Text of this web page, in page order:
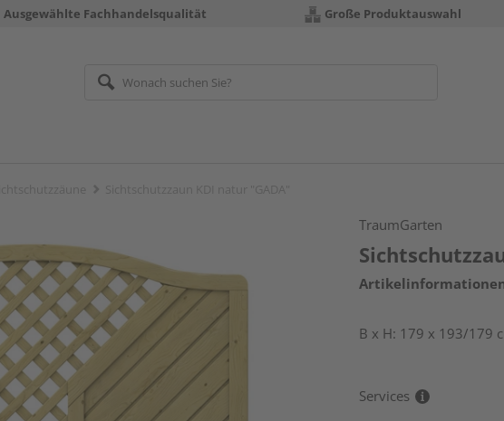
Ausgewählte Fachhandelsqualität Große Produktauswahl
TraumGarten
B x H: 179 x 193/179
Services